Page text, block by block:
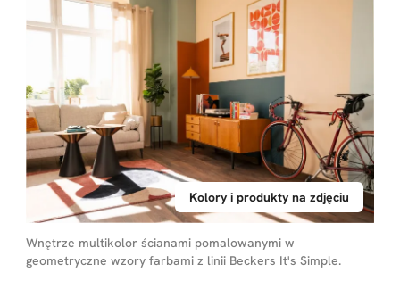
Kolory i produkty na zdjęciu
Wnętrze multikolor ścianami pomalowanymi w
geometryczne wzory farbami z linii Beckers It's Simple.